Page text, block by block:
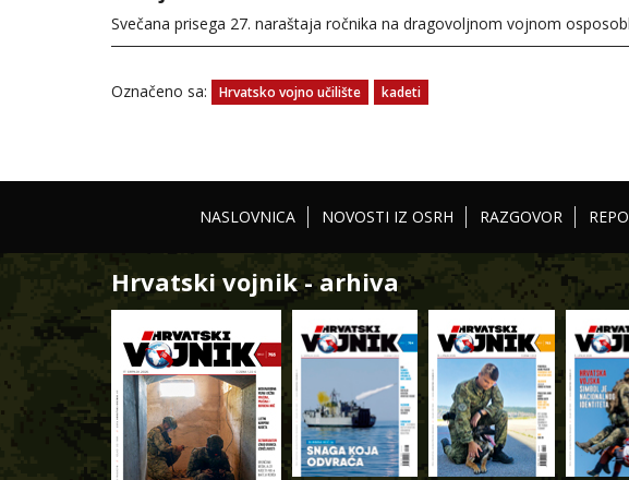
Svečana prisega 27. naraštaja ročnika na dragovoljnom vojnom
Označeno sa: Hrvatsko vojno učilište kadeti
NASLOVNICA NOVOSTI IZ OSRH RAZGOVOR
Hrvatski vojnik - arhiva